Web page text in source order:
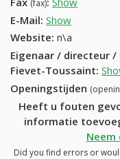
(fax)
E-Mail: Show
Website: n\a
Eigenaar / directeur /
Fievet-Toussaint:
Openingstijden
Heeft u fouten
informatie
Did you find errors or